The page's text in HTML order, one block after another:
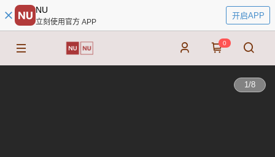
NU
立刻使用官方 APP
开启APP
0
1/8